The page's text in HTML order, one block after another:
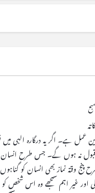
عمل ہے۔ اگر یہ درگارہ الہی
نہ ہوں گے۔ جس طرح انسان
پنج وقتہ نماز بھی انسان کو
غیر اہم سمجھے وہ اس شخص کو